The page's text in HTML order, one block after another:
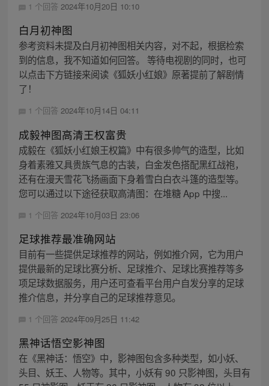
1 个回答 2024年10月20日 10:10
白月初神图
参考资料未提及白月初神图相关内容，对不起，根据检索
到的信息，我不知道如何回答。 等待电视剧的同时，也可
以点击下方链接来阅读《狐妖小红娘》原著提前了解剧情
了！
1 个回答 2024年10月14日 04:11
成毅神图高清王权富贵
成毅在《狐妖小红娘王权篇》中有很多帅气的造型，比如
身着素雅又具贵族气息的古装，白金发色搭配黑红战袍，
还有在漫天雪花飞扬画面下身着雪白白衣斗篷的造型等。
您可以通过以下途径获取高清图：在堆糖 App 中搜...
1 个回答 2024年10月03日 23:06
足球推荐最准确网站
目前有一些提供足球推荐的网站，例如推介网，它为用户
提供最新的足球比赛分析、足球推介、足球比赛推荐等多
项足球数据服务，用户还可查看平台用户自发分享的足球
推介信息，并分享自己的足球推荐意见。
1 个回答 2024年09月25日 11:42
黑神话悟空影神图
在《黑神话：悟空》中，影神图包含多种类型，如小妖、
头目、妖王、人物等。其中，小妖有 90 只影神图，头目有